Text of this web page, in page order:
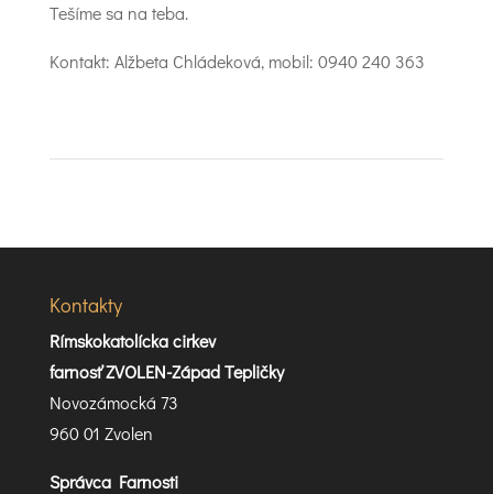
Tešíme sa na teba.
Kontakt: Alžbeta Chládeková, mobil: 0940 240 363
Kontakty
Rímskokatolícka cirkev
farnosť ZVOLEN-Západ Tepličky
Novozámocká 73
960 01 Zvolen
Správca Farnosti